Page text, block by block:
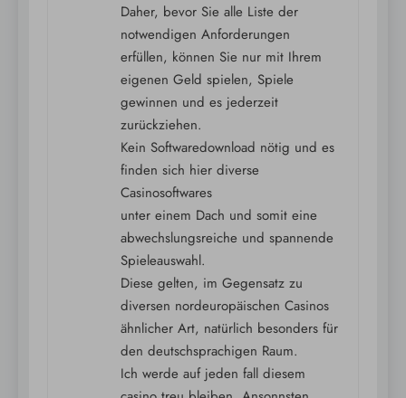
Daher, bevor Sie alle Liste der
notwendigen Anforderungen
erfüllen, können Sie nur mit Ihrem
eigenen Geld spielen, Spiele
gewinnen und es jederzeit
zurückziehen.
Kein Softwaredownload nötig und es
finden sich hier diverse
Casinosoftwares
unter einem Dach und somit eine
abwechslungsreiche und spannende
Spieleauswahl.
Diese gelten, im Gegensatz zu
diversen nordeuropäischen Casinos
ähnlicher Art, natürlich besonders für
den deutschsprachigen Raum.
Ich werde auf jeden fall diesem